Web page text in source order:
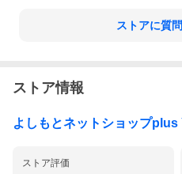
ストアに質
ストア情報
よしもとネットショップplus
ストア評価